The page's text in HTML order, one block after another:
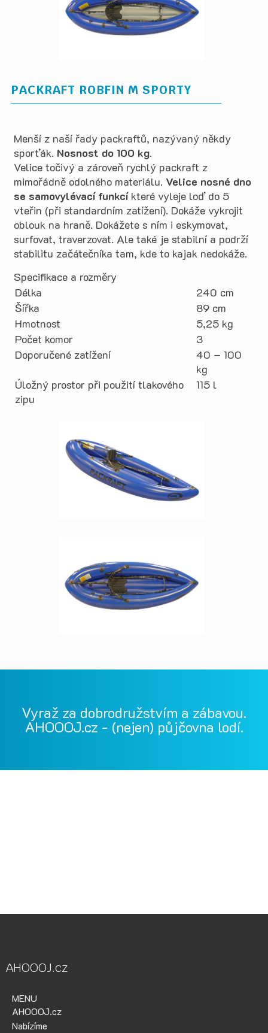
PACKRAFT ROBFIN M SPORTY
Menší z naší řady packraftů, nazývaný někdy
sporťák. Nosnost do 100 kg.
Velice točivý a zároveň rychlý packraft z
mimořádně odolného materiálu. Velice nosné dno
se samovylévací funkcíkteré vyleje loď do 5
vteřin (při standardním zatížení). Dokáže vykrojit
oblouk na hraně. Dokážete s ním i eskymovat,
surfovat, traverzovat. Ale také je stabilní a podrží
stabilitu začátečníka tam, kde to kajak nedokáže.
Specifikace a rozměry
Délka
240 cm
Šířka
89 cm
Hmotnost
5,25 kg
Počet komor
3
Doporučené zatížení
40 – 100
kg
Úložný prostor při použití tlakového
zipu
115 l
Vyraž za dobrodružstvím a zábavou.
AHOOOJ.cz - (nejen) půjčovna lodí.
AHOOOJ.cz
MENU
AHOOOJ.cz
Nabízíme